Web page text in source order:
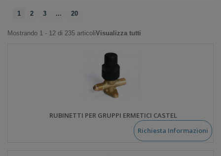
1 2 3 ... 20
Mostrando 1 - 12 di 235 articoliVisualizza tutti
RUBINETTI PER GRUPPI ERMETICI CASTEL
Richiesta Informazioni